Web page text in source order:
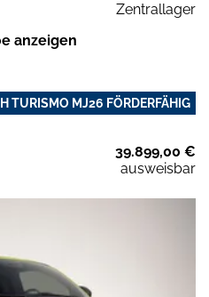
Zentrallager
anzeigen
TURISMO MJ26 FÖRDERFÄHIG
39.899,00 €
ausweisbar